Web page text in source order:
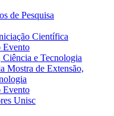
de Pesquisa
Científica
Evento
Ciência e Tecnologia
Mostra de Extensão,
Evento
Unisc